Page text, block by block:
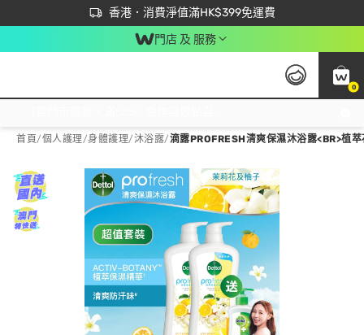
香港．消費淨值滿HK$399免運費
立即成為易賞錢會員盡享獨家優惠
首次APP下單買滿$450 輸入 NEWAPP 即減$50
門店 及 服務
0
首頁/個人護理/身體護理/沐浴露/滴露PROFRESH清爽保濕沐浴露<BR>植